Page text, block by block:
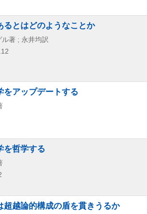
るとはどのようなことか
ル著 ; 永井均訳
をアップデートする
を哲学する
超越論的構成の盾を貫きうるか